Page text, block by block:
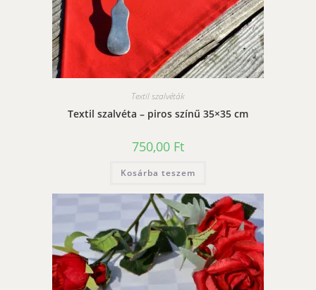
Textil szalvéták
Textil szalvéta – piros színű 35×35 cm
750,00 Ft
Kosárba teszem